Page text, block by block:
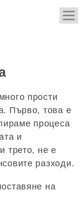
прости
Първо, това е
процеса
и
трето, не е
разходи.
на